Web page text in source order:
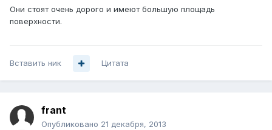
Они стоят очень дорого и имеют большую площадь
поверхности.
Вставить ник Цитата
frant
Опубликовано 21 декабря, 2013